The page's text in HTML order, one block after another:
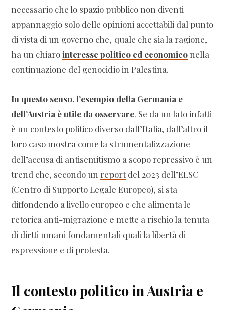
necessario che lo spazio pubblico non diventi
appannaggio solo delle opinioni accettabili dal punto
di vista di un governo che, quale che sia la ragione,
ha un chiarointeresse politico ed economiconella
continuazione del genocidio in Palestina.
In questo senso, l’esempio della Germania e
dell’Austria è utile da osservare. Se da un lato infatti
è un contesto politico diverso dall’Italia, dall’altro il
loro caso mostra come la strumentalizzazione
dell’accusa di antisemitismo a scopo repressivo è un
trend che, secondo un reportdel 2023 dell’ELSC
(Centro di Supporto Legale Europeo), si sta
diffondendo a livello europeo e che alimenta le
retorica anti-migrazione e mette a rischio la tenuta
di dirtti umani fondamentali quali la libertà di
espressione e di protesta.
Il contesto politico in Austria e